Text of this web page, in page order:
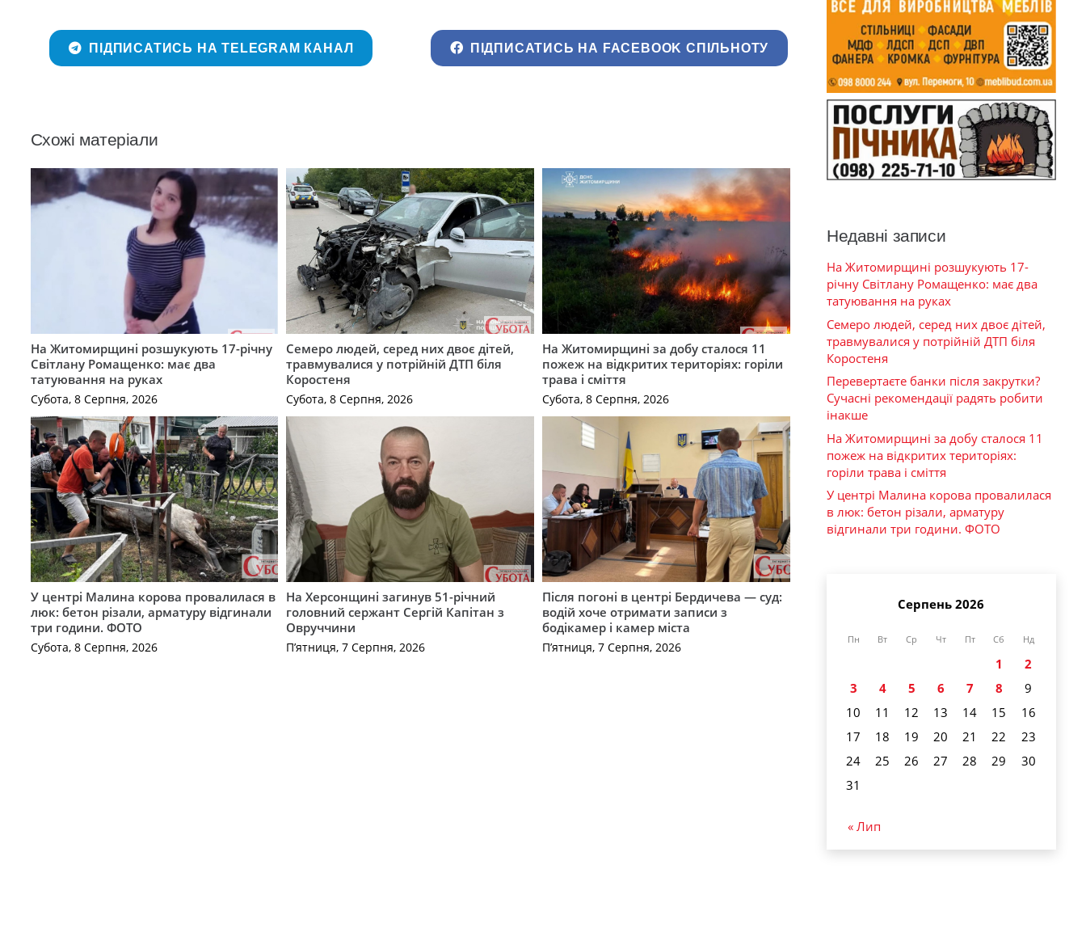
ПІДПИСАТИСЬ НА TELEGRAM КАНАЛ ПІДПИСАТИСЬ НА FACEBOOK СПІЛЬНОТУ
Схожі матеріали
На Житомирщині розшукують 17-річну
Світлану Ромащенко: має два
татуювання на руках
Субота, 8 Серпня, 2026
Семеро людей, серед них двоє дітей,
травмувалися у потрійній ДТП біля
Коростеня
Субота, 8 Серпня, 2026
На Житомирщині за добу сталося 11
пожеж на відкритих територіях: горіли
трава і сміття
Субота, 8 Серпня, 2026
У центрі Малина корова провалилася в
люк: бетон різали, арматуру відгинали
три години. ФОТО
Субота, 8 Серпня, 2026
На Херсонщині загинув 51-річний
головний сержант Сергій Капітан з
Овруччини
П’ятниця, 7 Серпня, 2026
Після погоні в центрі Бердичева — суд:
водій хоче отримати записи з
бодікамер і камер міста
П’ятниця, 7 Серпня, 2026
Недавні записи
На Житомирщині розшукують 17-
річну Світлану Ромащенко: має два
татуювання на руках
Семеро людей, серед них двоє дітей,
травмувалися у потрійній ДТП біля
Коростеня
Перевертаєте банки після закрутки?
Сучасні рекомендації радять робити
інакше
На Житомирщині за добу сталося 11
пожеж на відкритих територіях:
горіли трава і сміття
У центрі Малина корова провалилася
в люк: бетон різали, арматуру
відгинали три години. ФОТО
Серпень 2026
Пн Вт Ср Чт Пт Сб Нд
1
2
3
4 5 6 7 8
9
10
11 12 13 14 15
16
17
18 19 20 21 22
23
24
25 26 27 28 29
30
31
« Лип